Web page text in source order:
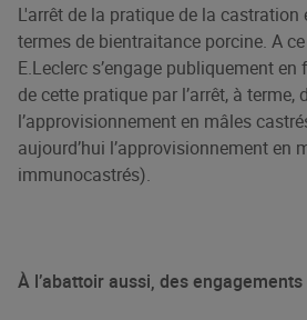
L'arrêt de la pratique de la castration
termes de bientraitance porcine. A ce
E.Leclerc s’engage publiquement en
de cette pratique par l’arrêt, à terme,
l’approvisionnement en mâles
aujourd’hui l’approvisionnement en
immunocastrés).
À l’abattoir aussi, des